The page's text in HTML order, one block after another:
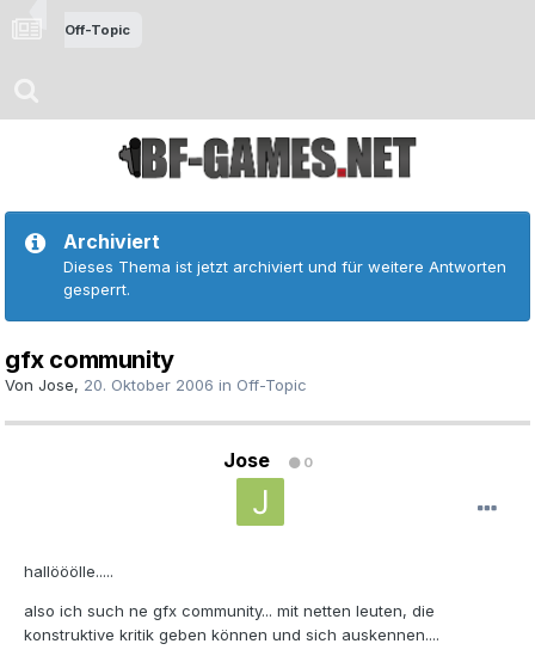
Off-Topic
Archiviert
Dieses Thema ist jetzt archiviert und für weitere Antworten
gesperrt.
gfx community
Von Jose, 20. Oktober 2006 in Off-Topic
Jose 0
hallööölle.....
also ich such ne gfx community... mit netten leuten, die
konstruktive kritik geben können und sich auskennen....